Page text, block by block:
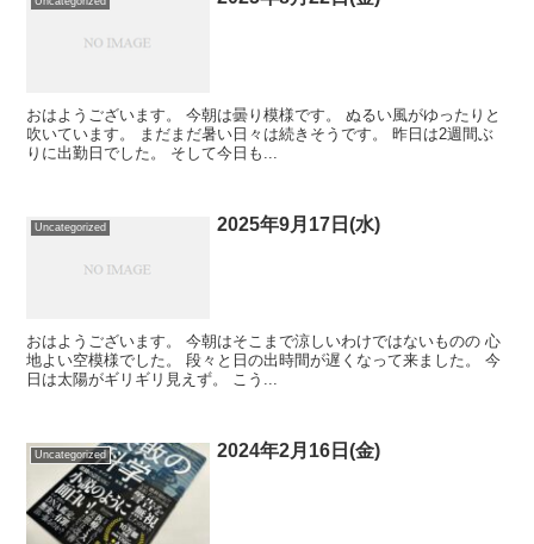
おはようございます。 今朝は曇り模様です。 ぬるい風がゆったりと
吹いています。 まだまだ暑い日々は続きそうです。 昨日は2週間ぶ
りに出勤日でした。 そして今日も...
Uncategorized 2025年9月17日(水)
おはようございます。 今朝はそこまで涼しいわけではないものの 心
地よい空模様でした。 段々と日の出時間が遅くなって来ました。 今
日は太陽がギリギリ見えず。 こう...
Uncategorized 2024年2月16日(金)